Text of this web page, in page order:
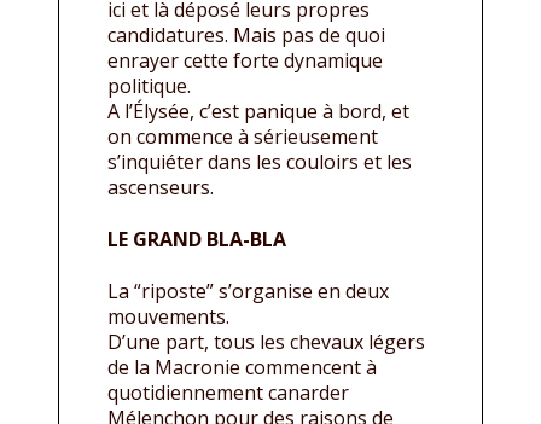
ici et là déposé leurs propres
candidatures. Mais pas de quoi
enrayer cette forte dynamique
politique.
A l’Élysée, c’est panique à bord, et
on commence à sérieusement
s’inquiéter dans les couloirs et les
ascenseurs.
LE GRAND BLA-BLA
La “riposte” s’organise en deux
mouvements.
D’une part, tous les chevaux légers
de la Macronie commencent à
quotidiennement canarder
Mélenchon pour des raisons de